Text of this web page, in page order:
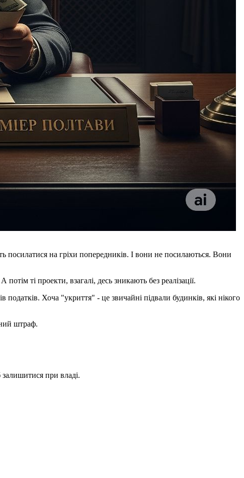
посилатися на гріхи попередників. І вони не посилаються. Вони
ті проекти, взагалі, десь зникають без реалізації.
Хоча "укриття" - це звичайні підвали будинків, які нікого
штраф.
при владі.